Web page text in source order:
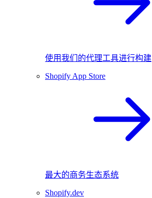
使用我们的代理工具进行构建
Shopify App Store
最大的商务生态系统
Shopify.dev